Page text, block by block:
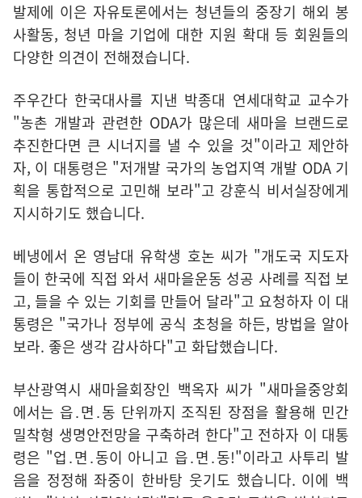
발제에 이은 자유토론에서는 청년들의 중장기 해외 봉
사활동, 청년 마을 기업에 대한 지원 확대 등 회원들의
다양한 의견이 전해졌습니다.
주우간다 한국대사를 지낸 박종대 연세대학교 교수가
"농촌 개발과 관련한 ODA가 많은데 새마을 브랜드로
추진한다면 큰 시너지를 낼 수 있을 것"이라고 제안하
자, 이 대통령은 "저개발 국가의 농업지역 개발 ODA 기
획을 통합적으로 고민해 보라"고 강훈식 비서실장에게
지시하기도 했습니다.
베냉에서 온 영남대 유학생 호논 씨가 "개도국 지도자
들이 한국에 직접 와서 새마을운동 성공 사례를 직접 보
고, 들을 수 있는 기회를 만들어 달라"고 요청하자 이 대
통령은 "국가나 정부에 공식 초청을 하든, 방법을 알아
보라. 좋은 생각 감사하다"고 화답했습니다.
부산광역시 새마을회장인 백옥자 씨가 "새마을중앙회
에서는 읍․면․동 단위까지 조직된 장점을 활용해 민간
밀착형 생명안전망을 구축하려 한다"고 전하자 이 대통
령은 "업․면․동이 아니고 읍․면․동!"이라고 사투리 발
음을 정정해 좌중이 한바탕 웃기도 했습니다. 이에 백